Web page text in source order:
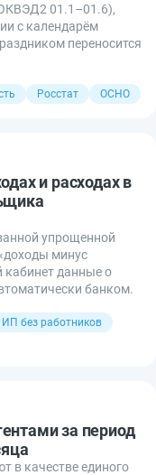
01.1–01.6),
с календарём
переносится
Росстат ОСНО
и расходах в
упрощенной
минус
кабинет данные о
банком.
без работников
за период
в качестве единого